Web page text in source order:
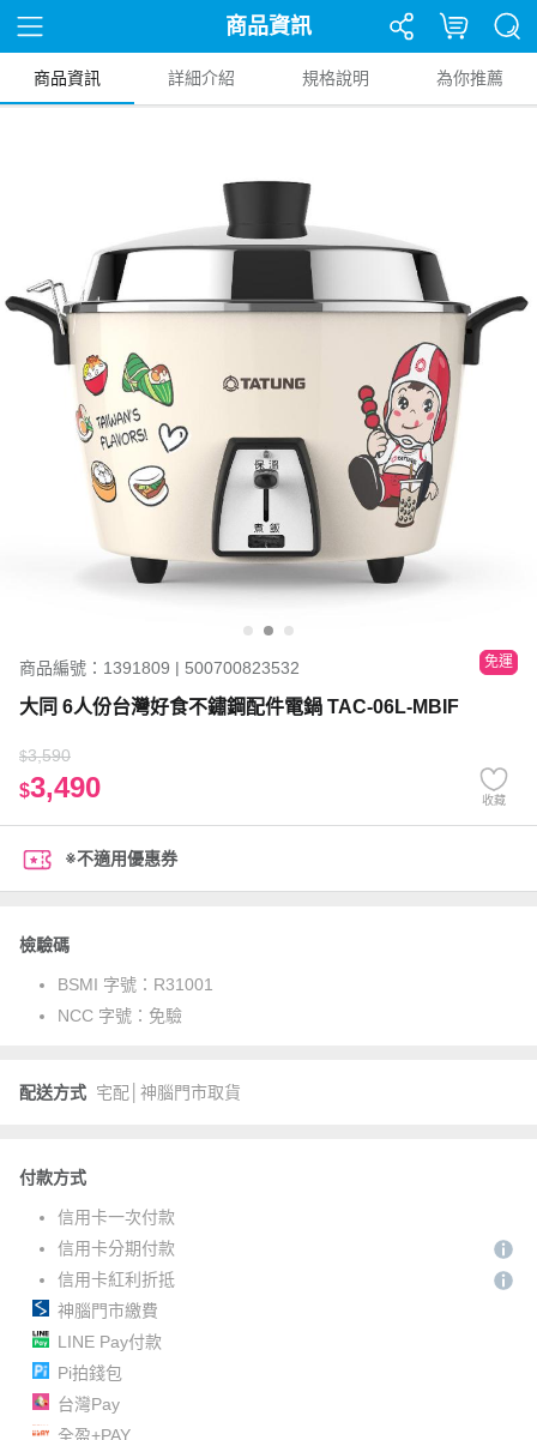
商品資訊
商品資訊 詳細介紹 規格說明 為你推薦
商品編號：1391809 | 500700823532 免運
大同 6人份台灣好食不鏽鋼配件電鍋 TAC-06L-MBIF
$3,590
$3,490 收藏
※不適用優惠券
檢驗碼
BSMI 字號： R31001
NCC 字號： 免驗
配送方式 宅配│神腦門市取貨
付款方式
信用卡一次付款
信用卡分期付款
信用卡紅利折抵
神腦門市繳費
LINE Pay付款
Pi拍錢包
台灣Pay
全盈+PAY